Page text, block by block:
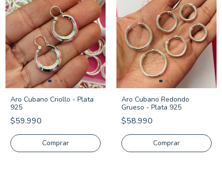
Aro Cubano Criollo - Plata
925
$59.990
Comprar
Aro Cubano Redondo
Grueso - Plata 925
$58.990
Comprar